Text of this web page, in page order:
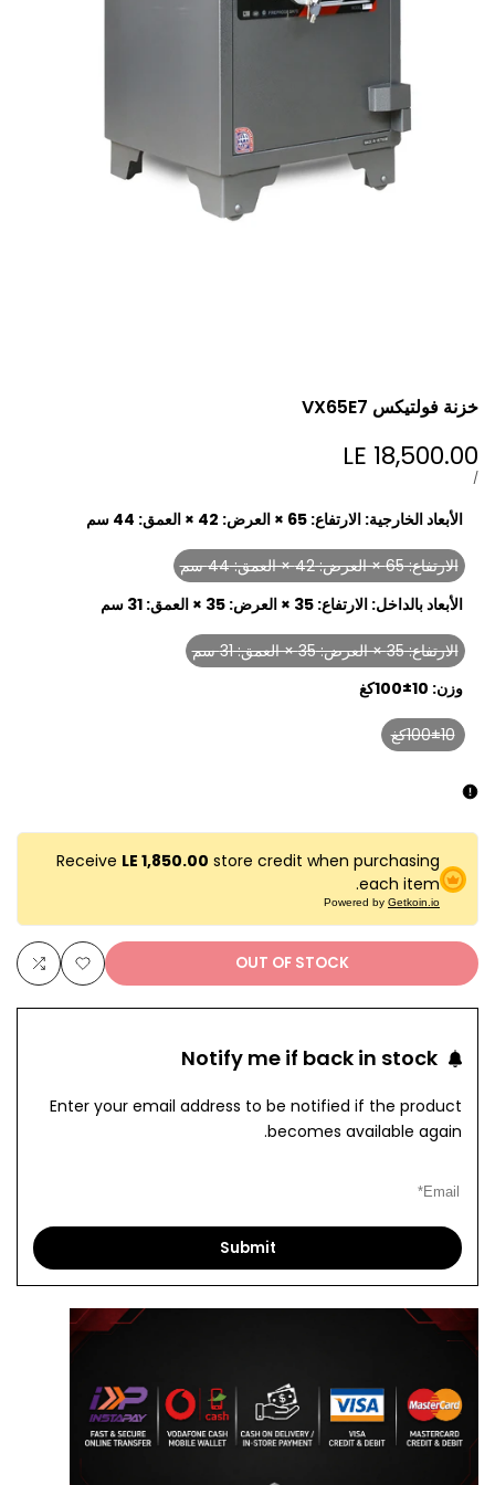
خزنة فولتيكس VX65E7
Sale
price
LE 18,500.00
UNIT/
الأبعاد الخارجية:الارتفاع: 65 × العرض: 42 × العمق: 44 سم
Variant
sold
out
الارتفاع: 65 × العرض: 42 × العمق: 44 سم
الأبعاد بالداخل:الارتفاع: 35 × العرض: 35 × العمق: 31 سم
Variant
الارتفاع: 35 × العرض: 35 × العمق: 31 سم
وزن: 100±10كغ
Variant100±10كغ
Receive LE 1,850.00 store credit when purchasing
each item.
Powered by Getkoin.io
OUT OF STOCK
Add
Add
Notify me if back in stock
Enter your email address to be notified if the product
becomes available again.
Submit